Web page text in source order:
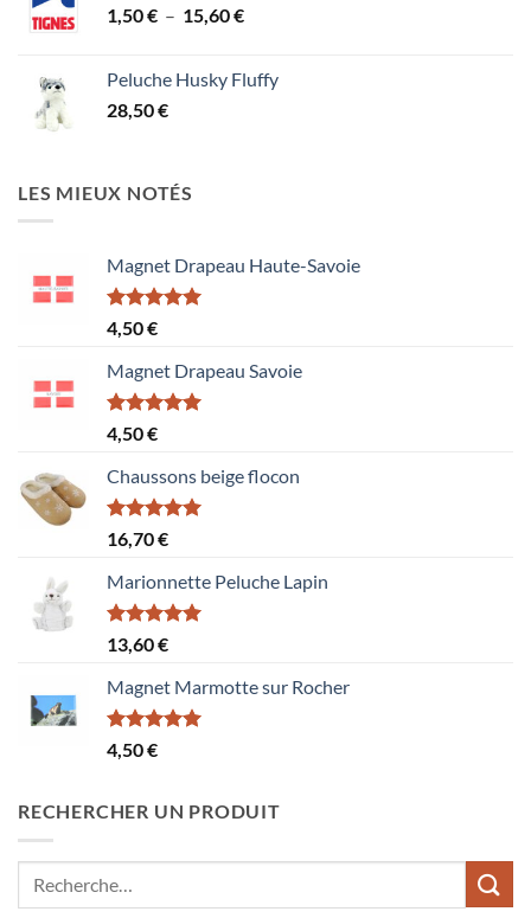
1,50€ – 15,60€Plage
1,50 €
Peluche Husky Fluffy
28,50€
LES MIEUX NOTÉS
Magnet Drapeau Haute-Savoie
Note5.00
sur 5
4,50€
Magnet Drapeau Savoie
Note5.00
sur 5
4,50€
Chaussons beige flocon
Note5.00
sur 5
16,70€
Marionnette Peluche Lapin
Note5.00
sur 5
13,60€
Magnet Marmotte sur Rocher
Note5.00
sur 5
4,50€
RECHERCHER UN PRODUIT